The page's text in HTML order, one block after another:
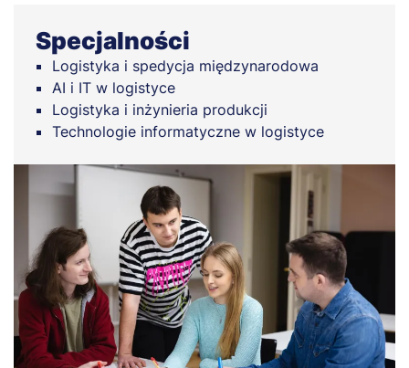
Specjalności
Logistyka i spedycja międzynarodowa
AI i IT w logistyce
Logistyka i inżynieria produkcji
Technologie informatyczne w logistyce